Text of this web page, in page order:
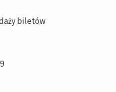
biletów